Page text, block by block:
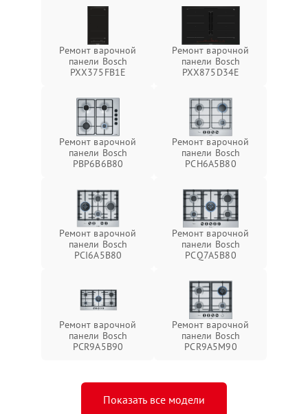
Ремонт варочной
панели Bosch
PXX375FB1E
Ремонт варочной
панели Bosch
PXX875D34E
Ремонт варочной
панели Bosch
PBP6B6B80
Ремонт варочной
панели Bosch
PCH6A5B80
Ремонт варочной
панели Bosch
PCI6A5B80
Ремонт варочной
панели Bosch
PCQ7A5B80
Ремонт варочной
панели Bosch
PCR9A5B90
Ремонт варочной
панели Bosch
PCR9A5M90
Показать все модели